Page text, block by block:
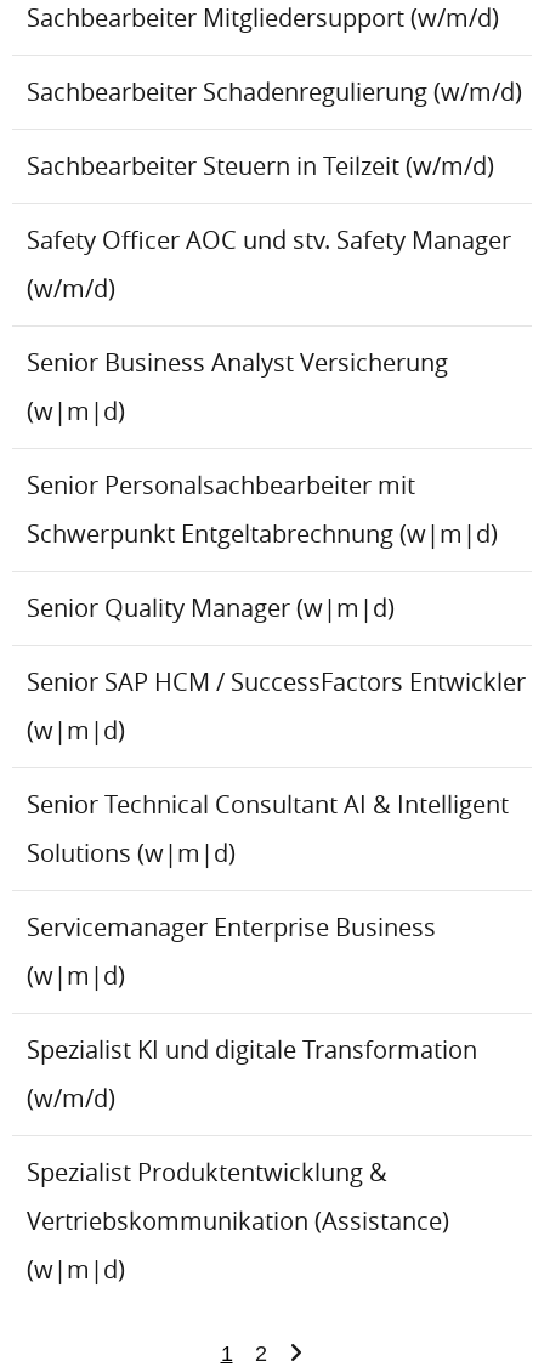
Sachbearbeiter Mitgliedersupport (w/m/d)
Sachbearbeiter Schadenregulierung (w/m/d)
Sachbearbeiter Steuern in Teilzeit (w/m/d)
Safety Officer AOC und stv. Safety Manager
(w/m/d)
Senior Business Analyst Versicherung
(w|m|d)
Senior Personalsachbearbeiter mit
Schwerpunkt Entgeltabrechnung (w|m|d)
Senior Quality Manager (w|m|d)
Senior SAP HCM / SuccessFactors Entwickler
(w|m|d)
Senior Technical Consultant AI & Intelligent
Solutions (w|m|d)
Servicemanager Enterprise Business
(w|m|d)
Spezialist KI und digitale Transformation
(w/m/d)
Spezialist Produktentwicklung &
Vertriebskommunikation (Assistance)
(w|m|d)
1 2